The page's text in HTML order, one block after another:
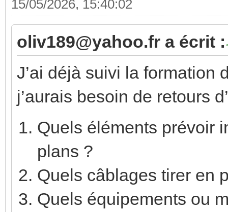
15/05/2026, 15:40:02
oliv189@yahoo.fr a écrit :
J’ai déjà suivi la formation
j’aurais besoin de retours
Quels éléments prévoir
plans ?
Quels câblages tirer en
Quels équipements ou